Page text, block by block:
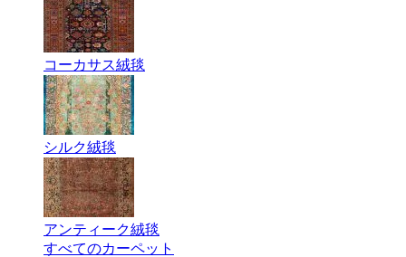
コーカサス絨毯
シルク絨毯
アンティーク絨毯
すべてのカーペット